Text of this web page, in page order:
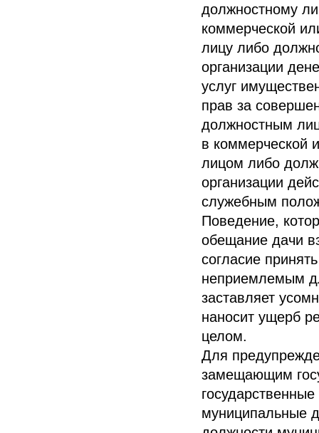
должностному
коммерческой
лицу либо
организации
услуг
прав за
должностным
в коммерческой
лицом либо
организации
служебным
Поведение,
обещание дачи
согласие
неприемлемым
заставляет
наносит ущерб
целом.
Для
замещающим
муниципальные